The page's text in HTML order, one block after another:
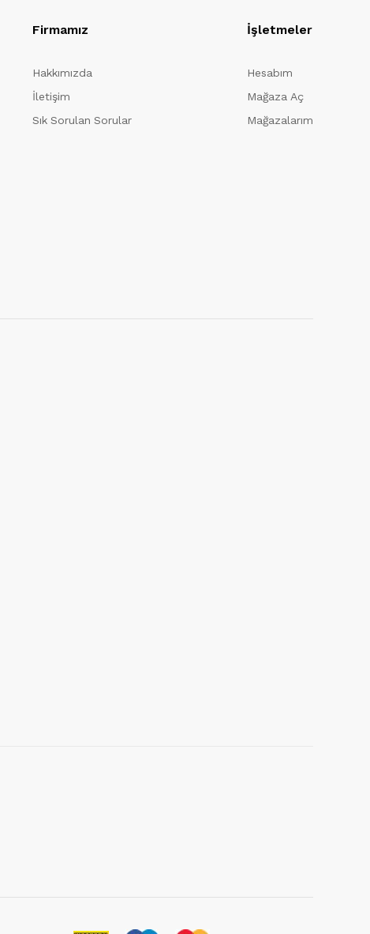
Firmamız
Hakkımızda
İletişim
Sık Sorulan Sorular
İşletmeler
Hesabım
Mağaza Aç
Mağazalarım